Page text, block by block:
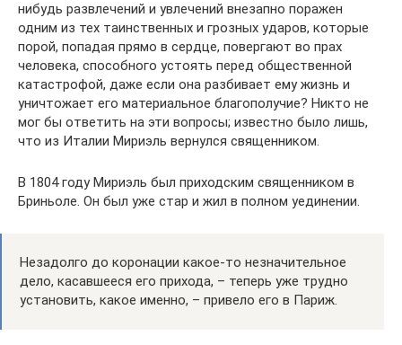
нибудь развлечений и увлечений внезапно поражен
одним из тех таинственных и грозных ударов, которые
порой, попадая прямо в сердце, повергают во прах
человека, способного устоять перед общественной
катастрофой, даже если она разбивает ему жизнь и
уничтожает его материальное благополучие? Никто не
мог бы ответить на эти вопросы; известно было лишь,
что из Италии Мириэль вернулся священником.
В 1804 году Мириэль был приходским священником в
Бриньоле. Он был уже стар и жил в полном уединении.
Незадолго до коронации какое-то незначительное
дело, касавшееся его прихода, – теперь уже трудно
установить, какое именно, – привело его в Париж.